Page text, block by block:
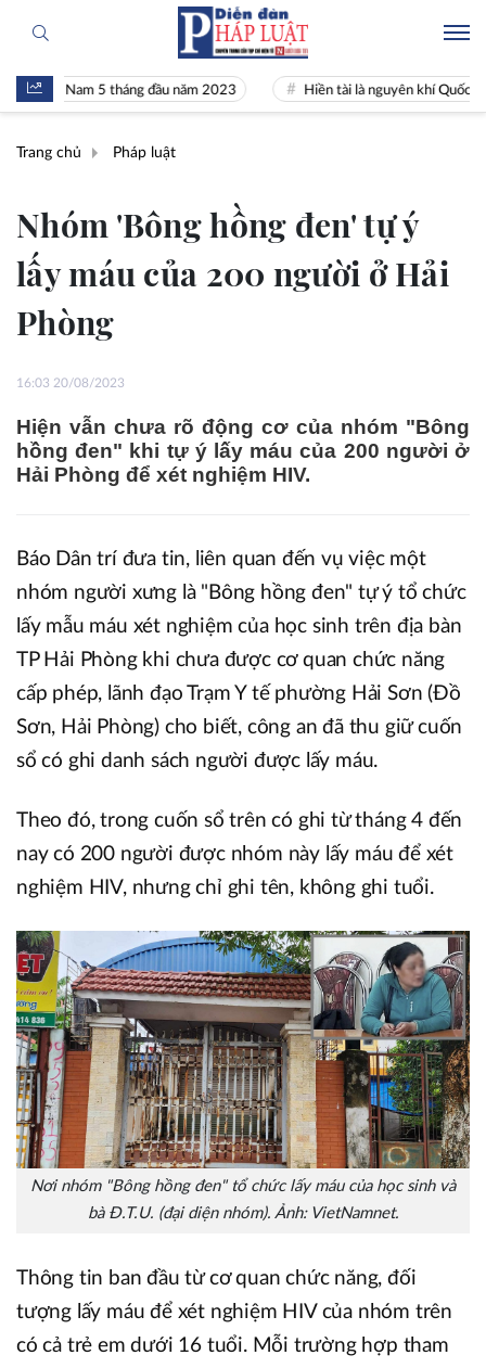
Nam 5 tháng đầu năm 2023 Hiền tài là nguyên khí Quốc gia
Trang chủ Pháp luật
Nhóm 'Bông hồng đen' tự ý
lấy máu của 200 người ở Hải
Phòng
16:03 20/08/2023
Hiện vẫn chưa rõ động cơ của nhóm "Bông
hồng đen" khi tự ý lấy máu của 200 người ở
Hải Phòng để xét nghiệm HIV.
Báo Dân trí đưa tin, liên quan đến vụ việc một
nhóm người xưng là "Bông hồng đen" tự ý tổ chức
lấy mẫu máu xét nghiệm của học sinh trên địa bàn
TP Hải Phòng khi chưa được cơ quan chức năng
cấp phép, lãnh đạo Trạm Y tế phường Hải Sơn (Đồ
Sơn, Hải Phòng) cho biết, công an đã thu giữ cuốn
sổ có ghi danh sách người được lấy máu.
Theo đó, trong cuốn sổ trên có ghi từ tháng 4 đến
nay có 200 người được nhóm này lấy máu để xét
nghiệm HIV, nhưng chỉ ghi tên, không ghi tuổi.
Nơi nhóm "Bông hồng đen" tổ chức lấy máu của học sinh và
bà Đ.T.U. (đại diện nhóm). Ảnh: VietNamnet.
Thông tin ban đầu từ cơ quan chức năng, đối
tượng lấy máu để xét nghiệm HIV của nhóm trên
có cả trẻ em dưới 16 tuổi. Mỗi trường hợp tham